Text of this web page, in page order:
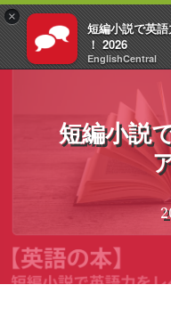
×
短編小説で英
！ 2026
EnglishCentral
コ
短編小説